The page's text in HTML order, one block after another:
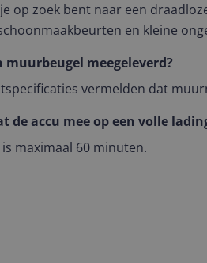
je op zoek bent naar een
en kleine
muurbeugel meegeleverd?
vermelden dat
de accu mee op een volle
maximaal 60 minuten.